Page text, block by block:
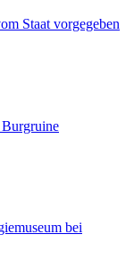
Staat vorgegeben
bei